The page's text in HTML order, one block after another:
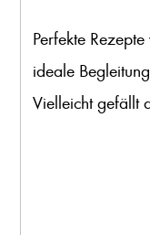
Perfekte
ideale
Vielleicht gefällt